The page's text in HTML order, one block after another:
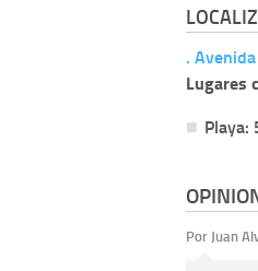
.
Lugares
Playa:
Por Juan